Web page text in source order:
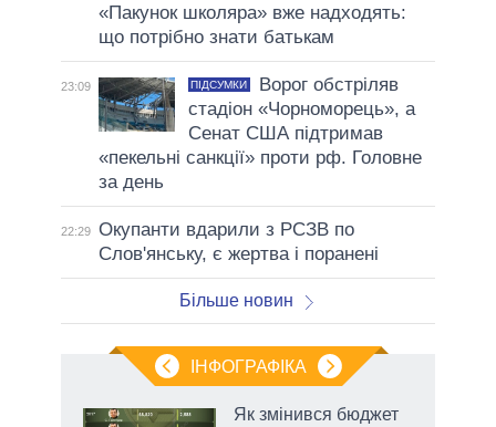
«Пакунок школяра» вже надходять:
що потрібно знати батькам
23:09 ПІДСУМКИ
Ворог обстріляв
стадіон «Чорноморець», а
Сенат США підтримав
«пекельні санкції» проти рф. Головне
за день
22:29 Окупанти вдарили з РСЗВ по
Слов'янську, є жертва і поранені
Більше новин
ІНФОГРАФІКА
Як змінився бюджет